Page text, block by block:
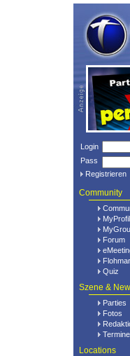
Login
Pass
Registrieren
Community
Forum
Quiz
Szene &
Parties
Fotos
Termine
Locations